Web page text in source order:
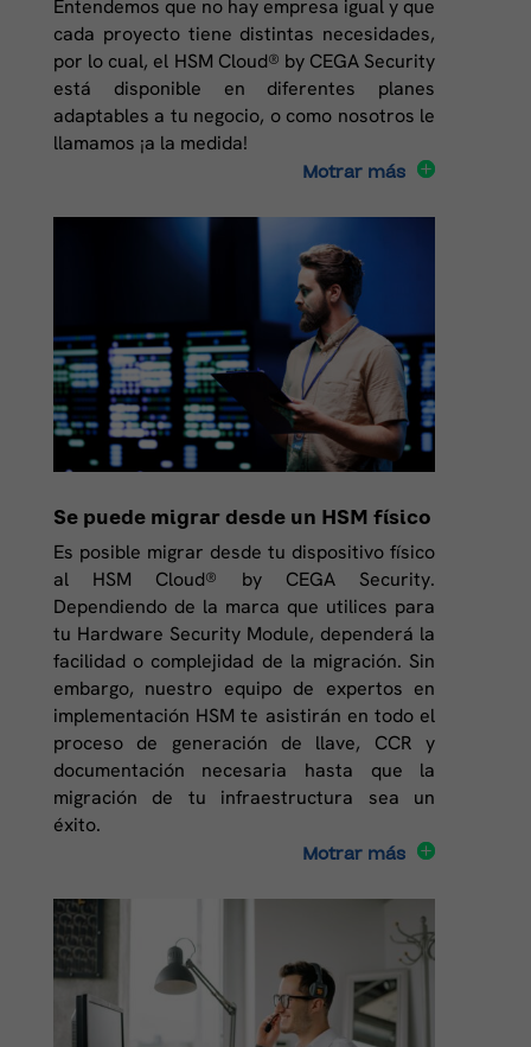
Entendemos que no hay empresa igual y que
cada proyecto tiene distintas necesidades,
por lo cual, el HSM Cloud® by CEGA Security
está disponible en diferentes planes
adaptables a tu negocio, o como nosotros le
llamamos ¡a la medida!
Motrar más
Se puede migrar desde un HSM físico
Es posible migrar desde tu dispositivo físico
al HSM Cloud® by CEGA Security.
Dependiendo de la marca que utilices para
tu Hardware Security Module, dependerá la
facilidad o complejidad de la migración. Sin
embargo, nuestro equipo de expertos en
implementación HSM te asistirán en todo el
proceso de generación de llave, CCR y
documentación necesaria hasta que la
migración de tu infraestructura sea un
éxito.
Motrar más